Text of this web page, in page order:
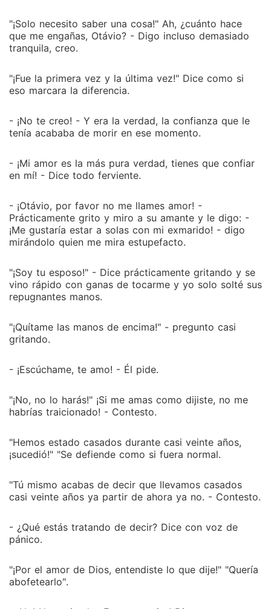
"¡Solo necesito saber una cosa!" Ah, ¿cuánto hace
que me engañas, Otávio? - Digo incluso demasiado
tranquila, creo.
"¡Fue la primera vez y la última vez!" Dice como si
eso marcara la diferencia.
- ¡No te creo! - Y era la verdad, la confianza que le
tenía acababa de morir en ese momento.
- ¡Mi amor es la más pura verdad, tienes que confiar
en mí! - Dice todo ferviente.
- ¡Otávio, por favor no me llames amor! -
Prácticamente grito y miro a su amante y le digo: -
¡Me gustaría estar a solas con mi exmarido! - digo
mirándolo quien me mira estupefacto.
"¡Soy tu esposo!" - Dice prácticamente gritando y se
vino rápido con ganas de tocarme y yo solo solté sus
repugnantes manos.
"¡Quítame las manos de encima!" - pregunto casi
gritando.
- ¡Escúchame, te amo! - Él pide.
"¡No, no lo harás!" ¡Si me amas como dijiste, no me
habrías traicionado! - Contesto.
"Hemos estado casados ​​durante casi veinte años,
¡sucedió!" "Se defiende como si fuera normal.
"Tú mismo acabas de decir que llevamos casados ​​
casi veinte años ya partir de ahora ya no. - Contesto.
- ¿Qué estás tratando de decir? Dice con voz de
pánico.
"¡Por el amor de Dios, entendiste lo que dije!" "Quería
abofetearlo".